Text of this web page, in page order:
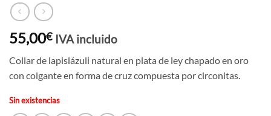
55,00€ IVA incluido
Collar de lapislázuli natural en plata de ley chapado en oro
con colgante en forma de cruz compuesta por circonitas.
Sin existencias